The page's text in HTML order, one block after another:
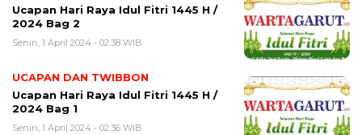
Ucapan Hari Raya Idul Fitri 1445 H /
2024 Bag 2
Senin, 1 April 2024 - 02:38 WIB
UCAPAN DAN TWIBBON
Ucapan Hari Raya Idul Fitri 1445 H /
2024 Bag 1
Senin, 1 April 2024 - 02:36 WIB